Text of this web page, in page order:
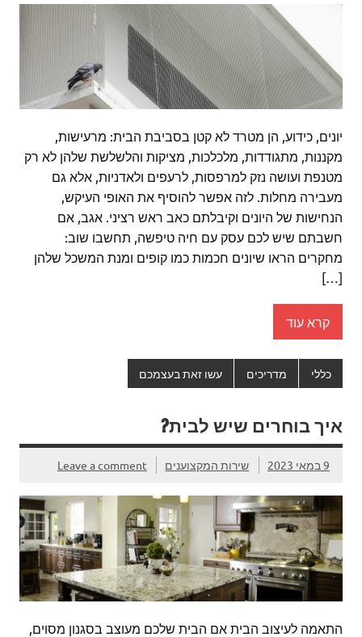
יונים, כידוע, הן מטרד לא קטן בסביבת הבית: מרעישות,
מקננות, מתגודדות, מלכלכות, מציקות והלשלשת שלהן לא רק
מטנפת ועושה נזק למרפסות, לרעפים ולאדניות, אלא גם
מעבירה מחלות. לזה אפשר להוסיף את האופי העיקש,
הנחישות של היונים וקיבלתם כאב ראש רציני. אגב, אם
חשבתם שיש לכם עסק עם חיה טיפשה, תחשבו שוב:
מחקרים הראו שיונים חכמות כמו קופים ומנת המשכל שלהן
[…]
קרא עוד
כללי מדריכים עשו זאת בעצמכם
איך בוחרים שיש לבית?
9 במאי 2023 שירות המקצוענים Leave a comment
התאמה לעיצוב הבית אם הבית שלכם מעוצב בסגנון מסוים,